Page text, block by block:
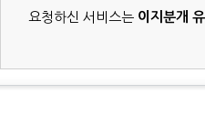
요청하신 서비스는 이지분개